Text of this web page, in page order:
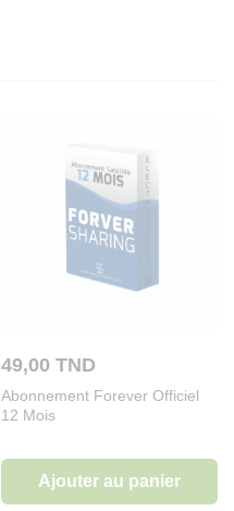
49,00 TND
Abonnement Forever Officiel
12 Mois
Ajouter au panier